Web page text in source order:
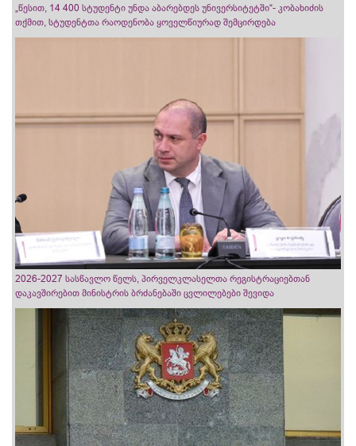
„წესით, 14 400 სტუდენტი უნდა აბარებდეს უნივერსიტეტში“- კობახიძის
თქმით, სტუდენტთა რაოდენობა ყოველწიურად შემცირდება
2026-2027 სასწავლო წელს, პირველკლასელთა რეგისტრაციებთან
დაკავშირებით მინისტრის ბრძანებაში ცვლილებები შევიდა